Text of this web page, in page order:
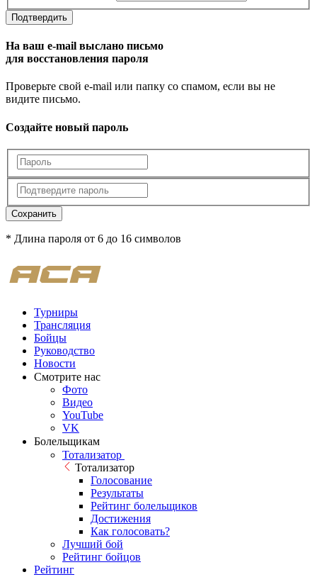
Подтвердить
На ваш e-mail выслано письмо
для восстановления пароля
Проверьте свой e-mail или папку со спамом, если вы не
видите письмо.
Создайте новый пароль
Сохранить
* Длина пароля от 6 до 16 символов
Турниры
Трансляция
Бойцы
Руководство
Новости
Смотрите нас
Фото
Видео
YouTube
VK
Болельщикам
Тотализатор
Тотализатор
Голосование
Результаты
Рейтинг болельщиков
Достижения
Как голосовать?
Лучший бой
Рейтинг бойцов
Рейтинг